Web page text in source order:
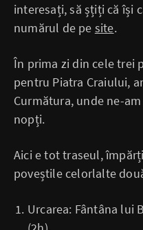
interesați, să șțiți că își
numărul de pe site.
În prima zi din cele trei
pentru Piatra Craiului,
Curmătura, unde ne-
nopți.
Aici e tot traseul,
poveștile celorlalte
Urcarea: Fântâna lui